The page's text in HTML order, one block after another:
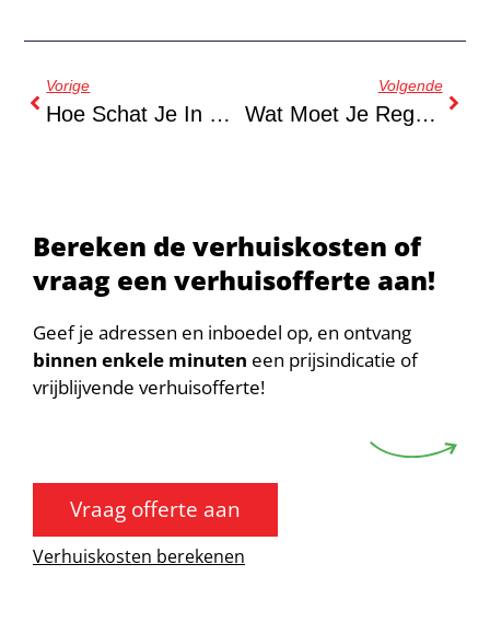
Vorige
Hoe Schat Je In Hoeveel Dozen Je Nodig Hebt Bij Een Verhuizing?
Volgende
Wat Moet Je Regelen Bij De Gemeente Als Je Verhuist In Amsterdam?
Bereken de verhuiskosten of
vraag een verhuisofferte aan!
Geef je adressen en inboedel op, en ontvang
binnen enkele minuten een prijsindicatie of
vrijblijvende verhuisofferte!
Vraag offerte aan
Verhuiskosten berekenen